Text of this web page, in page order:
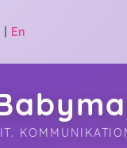
| En